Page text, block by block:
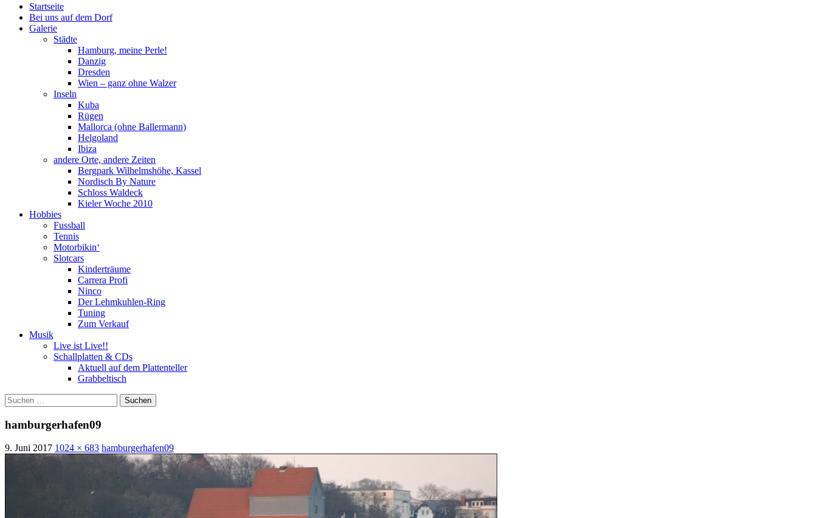
Startseite
Bei uns auf dem Dorf
Galerie
Städte
Hamburg, meine Perle!
Danzig
Dresden
Wien – ganz ohne Walzer
Inseln
Kuba
Rügen
Mallorca (ohne Ballermann)
Helgoland
Ibiza
andere Orte, andere Zeiten
Bergpark Wilhelmshöhe, Kassel
Nordisch By Nature
Schloss Waldeck
Kieler Woche 2010
Hobbies
Fussball
Tennis
Motorbikin‘
Slotcars
Kinderträume
Carrera Profi
Ninco
Der Lehmkuhlen-Ring
Tuning
Zum Verkauf
Musik
Live ist Live!!
Schallplatten & CDs
Aktuell auf dem Plattenteller
Grabbeltisch
Suchen
nach:
hamburgerhafen09
9. Juni 2017 1024 × 683 hamburgerhafen09